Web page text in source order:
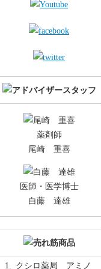
薬剤師
尾崎 重喜
医師・医学博士
白藤 達雄
クシロ薬局 アミノ